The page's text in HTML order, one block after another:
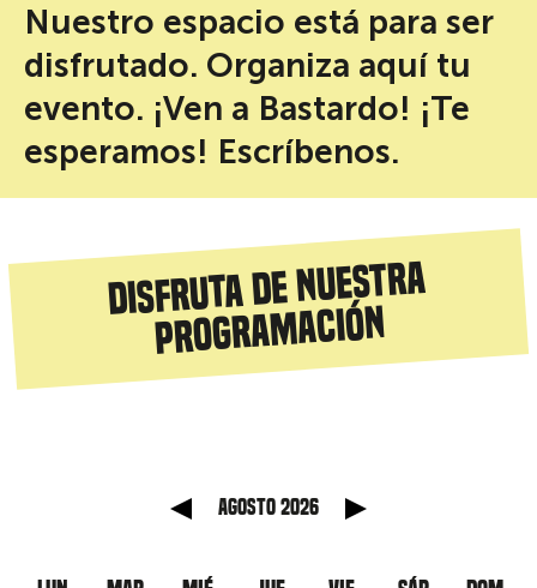
Nuestro espacio está para ser
disfrutado. Organiza aquí tu
evento. ¡Ven a Bastardo! ¡Te
esperamos! Escríbenos.
Disfruta de nuestra
programación
agosto 2026